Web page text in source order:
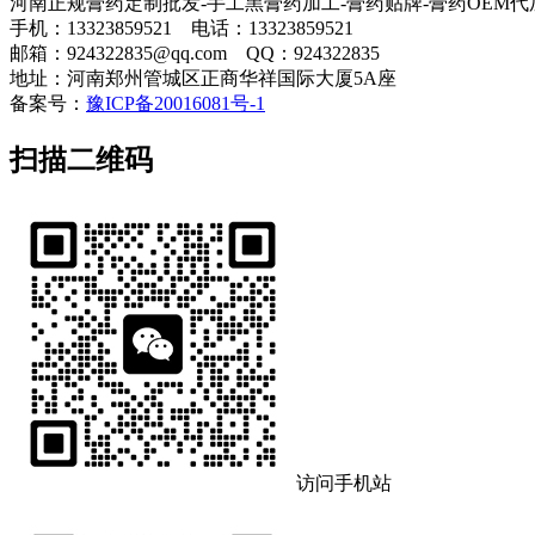
手机：13323859521 电话：13323859521
邮箱：924322835@qq.com QQ：924322835
地址：河南郑州管城区正商华祥国际大厦5A座
备案号： 豫ICP备20016081号-1
扫描二维码
访问手机站